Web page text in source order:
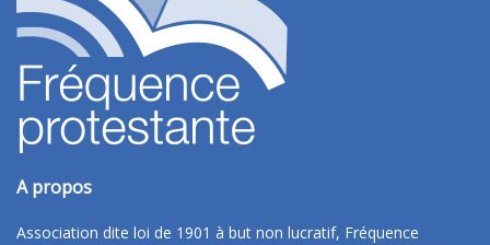
A propos
Association dite loi de 1901 à but non lucratif, Fréquence